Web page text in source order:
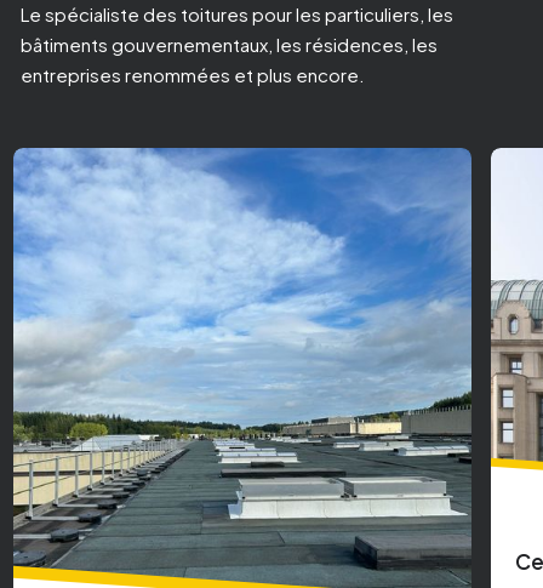
Le spécialiste des toitures pour les particuliers, les
bâtiments gouvernementaux, les résidences, les
entreprises renommées et plus encore.
Centre ville de Bruxelles